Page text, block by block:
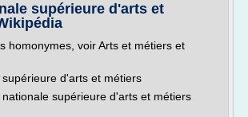
supérieure d'arts et
homonymes, voir Arts et métiers et
d'arts et métiers
supérieure d'arts et métiers